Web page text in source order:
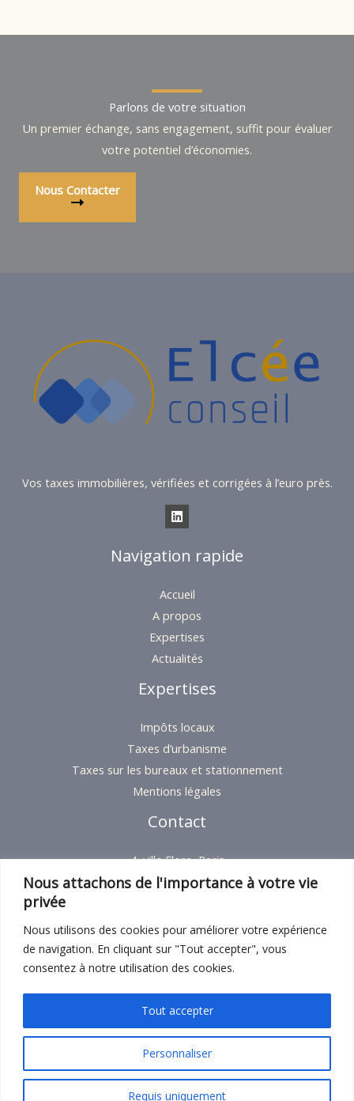
Nous attachons de l'importance à votre vie
privée
Nous utilisons des cookies pour améliorer votre expérience
de navigation. En cliquant sur "Tout accepter", vous
consentez à notre utilisation des cookies.
Personnaliser
Requis uniquement
Tout accepter
Parlons de votre situation
Un premier échange, sans engagement, suffit pour évaluer
votre potentiel d’économies.
Nous Contacter
Vos taxes immobilières, vérifiées et corrigées à l’euro près.
Navigation rapide
Accueil
A propos
Expertises
Actualités
Expertises
Impôts locaux
Taxes d’urbanisme
Taxes sur les bureaux et stationnement
Mentions légales
Contact
4, villa Flore, Paris
+33 9 54 18 23 37
Copyright © 2026
Powered by Elcée conseil